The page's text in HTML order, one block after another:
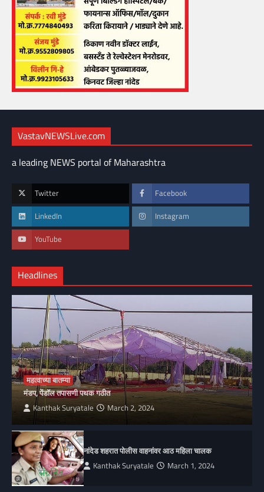
VastavNEWSLive.com
a leading NEWS portal of Maharashtra
Twitter Facebook
LinkedIn Instagram
YouTube
Headlines
महत्वाच्या बातम्या
मंडप, पेंडॉल तपासणी पथक गठीत
Kanthak Suryatale March 2, 2024
नांदेड शहरात पोलीस वाहनांवर आठ महिला चालक
Kanthak Suryatale March 1, 2024